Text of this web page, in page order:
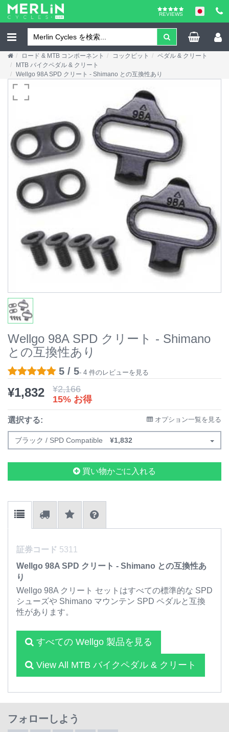
REVIEWS
ロード & MTB コンポーネント コックピット
ペダル & クリート
MTB バイクペダル & クリート
Wellgo 98A SPD クリート - Shimano との互換性あり
Wellgo 98A SPD クリート - Shimano
との互換性あり
5 / 5- 4 件のレビューを見る
¥1,832 ¥2,166
15% お得
選択する: オプション一覧を見る
ブラック / SPD Compatible ¥1,832
買い物かごに入れる
証券コード 5311
Wellgo 98A SPD クリート - Shimano との互換性あ
り
Wellgo 98A クリート セットはすべての標準的な SPD
シューズや Shimano マウンテン SPD ペダルと互換
性があります。
すべての Wellgo 製品を見る
View All MTB バイクペダル & クリート
フォローしよう